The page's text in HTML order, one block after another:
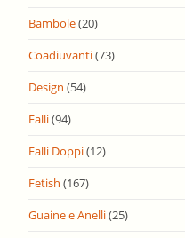
Bambole(20)
Coadiuvanti(73)
Design (54)
Falli(94)
Falli Doppi(12)
Fetish (167)
Guaine e Anelli(25)